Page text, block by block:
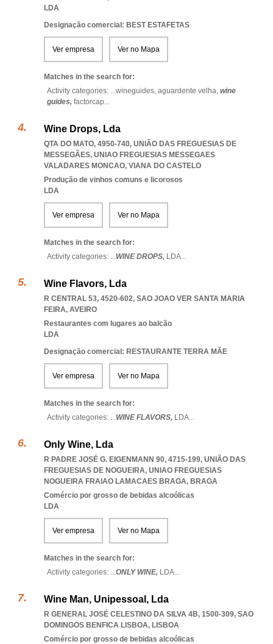
LDA
Designação comercial: BEST ESTAFETAS
Ver empresa Ver no Mapa
Matches in the search for:
Activity categories: ...wineguides, aguardente velha, wine
guides, factorcap...
Wine Drops, Lda
QTA DO MATO, 4950-740, UNIÃO DAS FREGUESIAS DE
MESSEGÃES, UNIAO FREGUESIAS MESSEGAES
VALADARES MONCAO, VIANA DO CASTELO
Produção de vinhos comuns e licorosos
LDA
Ver empresa Ver no Mapa
Matches in the search for:
Activity categories: ...WINE DROPS, LDA...
Wine Flavors, Lda
R CENTRAL 53, 4520-602, SAO JOAO VER SANTA MARIA
FEIRA, AVEIRO
Restaurantes com lugares ao balcão
LDA
Designação comercial: RESTAURANTE TERRA MÃE
Ver empresa Ver no Mapa
Matches in the search for:
Activity categories: ...WINE FLAVORS, LDA...
Only Wine, Lda
R PADRE JOSÉ G. EIGENMANN 90, 4715-199, UNIÃO DAS
FREGUESIAS DE NOGUEIRA, UNIAO FREGUESIAS
NOGUEIRA FRAIAO LAMACAES BRAGA, BRAGA
Comércio por grosso de bebidas alcoólicas
LDA
Ver empresa Ver no Mapa
Matches in the search for:
Activity categories: ...ONLY WINE, LDA...
Wine Man, Unipessoal, Lda
R GENERAL JOSÉ CELESTINO DA SILVA 4B, 1500-309, SAO
DOMINGOS BENFICA LISBOA, LISBOA
Comércio por grosso de bebidas alcoólicas